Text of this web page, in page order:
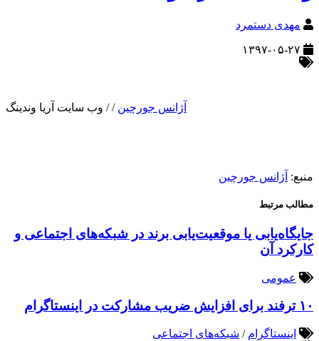
مهدی دستمرد
آژانس جورچین /
/ وب سایت آریا وندینگ
منبع: آژانس جورچین
مطالب مرتبط
جایگاه‌یابی یا موقعیت‌یابی برند در شبکه‌های اجتماعی و
کارکرد آن
عمومی
۱۰ ترفند برای افزایش ضریب مشارکت در اینستاگرام
اینستاگرام / شبکه‌های اجتماعی